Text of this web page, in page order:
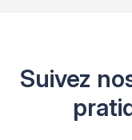
Suivez